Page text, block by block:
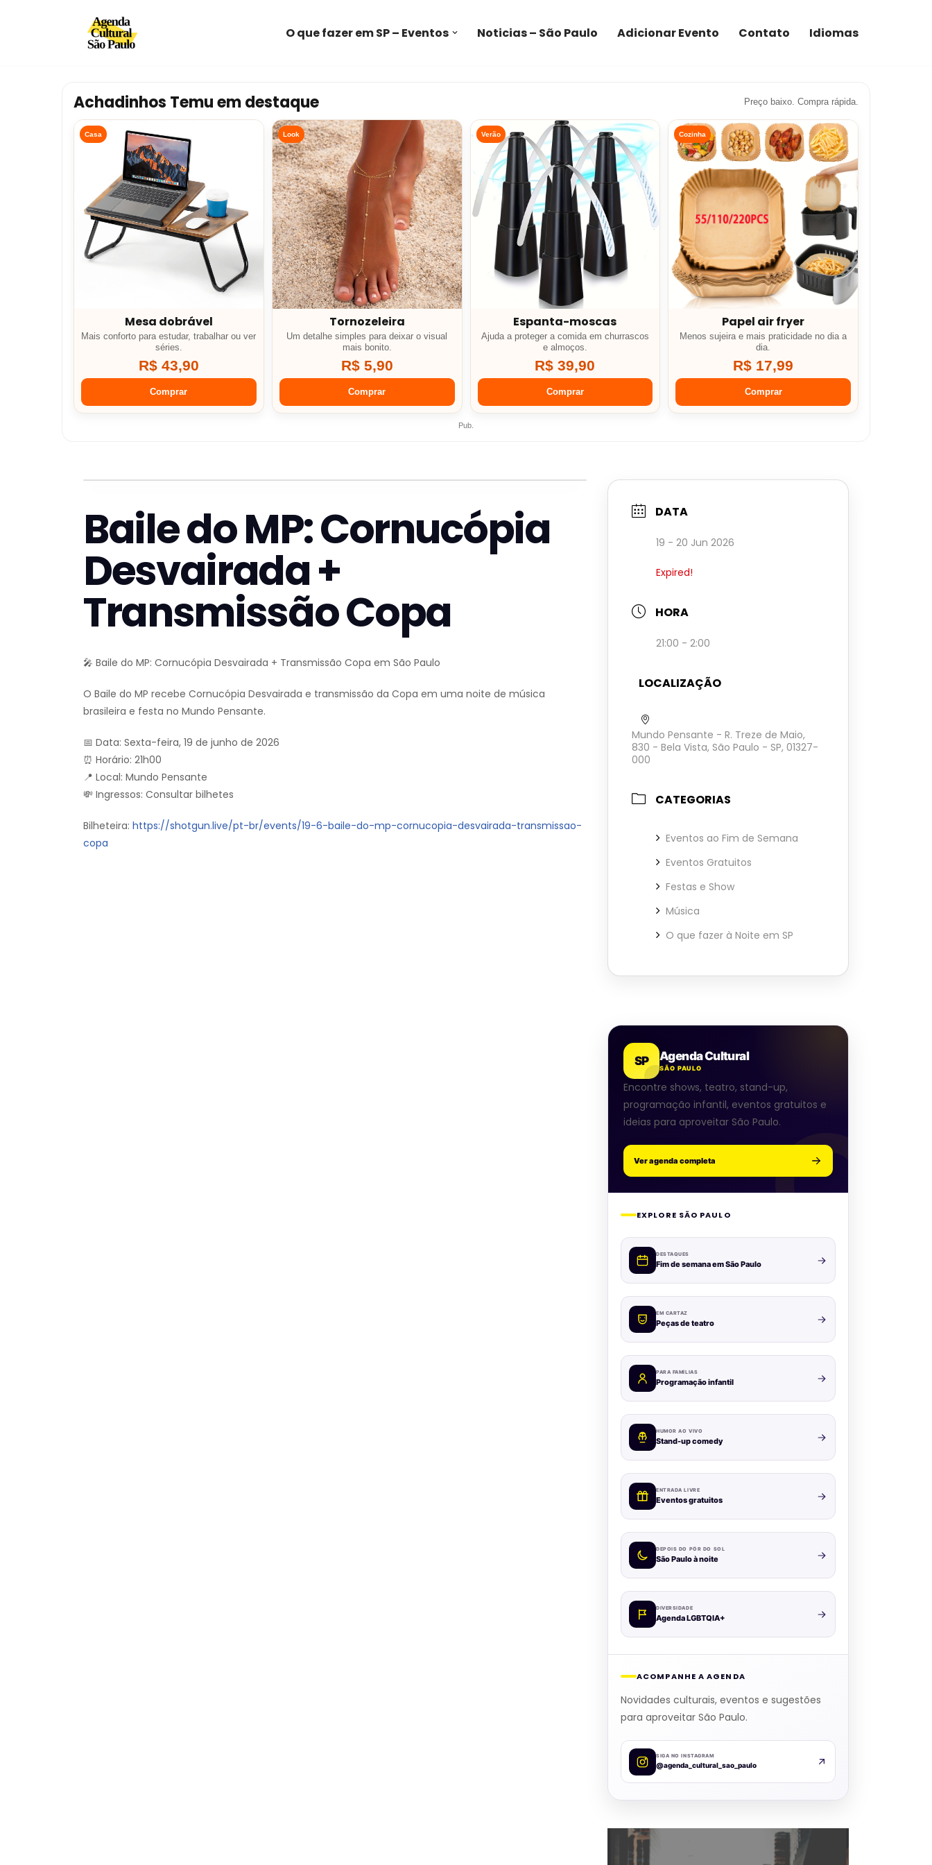
O que fazer em SP – Eventos Noticias – São Paulo Adicionar Evento Contato Idiomas
Achadinhos Temu em destaque Preço baixo. Compra rápida.
Casa
Mesa dobrável
Mais conforto para estudar, trabalhar ou ver
séries.
R$ 43,90
Comprar
Look
Tornozeleira
Um detalhe simples para deixar o visual
mais bonito.
R$ 5,90
Comprar
Verão
Espanta-moscas
Ajuda a proteger a comida em churrascos
e almoços.
R$ 39,90
Comprar
Cozinha
Papel air fryer
Menos sujeira e mais praticidade no dia a
dia.
R$ 17,99
Comprar
Pub.
Baile do MP: Cornucópia
Desvairada +
Transmissão Copa
🎤 Baile do MP: Cornucópia Desvairada + Transmissão Copa em São Paulo
O Baile do MP recebe Cornucópia Desvairada e transmissão da Copa em uma noite de música
brasileira e festa no Mundo Pensante.
📅 Data: Sexta-feira, 19 de junho de 2026
⏰ Horário: 21h00
📍 Local: Mundo Pensante
💸 Ingressos: Consultar bilhetes
Bilheteira: https://shotgun.live/pt-br/events/19-6-baile-do-mp-cornucopia-desvairada-transmissao-
copa
DATA
19 - 20 Jun 2026
Expired!
HORA
21:00 - 2:00
LOCALIZAÇÃO
Mundo Pensante - R. Treze de Maio,
830 - Bela Vista, São Paulo - SP, 01327-
000
CATEGORIAS
Eventos ao Fim de Semana
Eventos Gratuitos
Festas e Show
Música
O que fazer à Noite em SP
SP Agenda Cultural
SÃO PAULO
Encontre shows, teatro, stand-up,
programação infantil, eventos gratuitos e
ideias para aproveitar São Paulo.
Ver agenda completa
EXPLORE SÃO PAULO
DESTAQUES
Fim de semana em São Paulo
EM CARTAZ
Peças de teatro
PARA FAMÍLIAS
Programação infantil
HUMOR AO VIVO
Stand-up comedy
ENTRADA LIVRE
Eventos gratuitos
DEPOIS DO PÔR DO SOL
São Paulo à noite
DIVERSIDADE
Agenda LGBTQIA+
ACOMPANHE A AGENDA
Novidades culturais, eventos e sugestões
para aproveitar São Paulo.
SIGA NO INSTAGRAM
@agenda_cultural_sao_paulo